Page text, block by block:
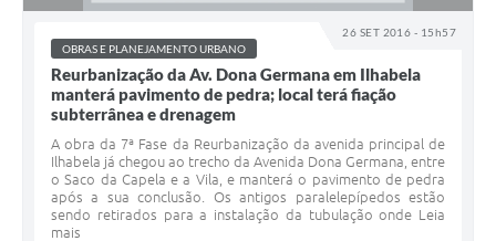
26 SET 2016 - 15h57
OBRAS E PLANEJAMENTO URBANO
Reurbanização da Av. Dona Germana em Ilhabela
manterá pavimento de pedra; local terá fiação
subterrânea e drenagem
A obra da 7ª Fase da Reurbanização da avenida principal de
Ilhabela já chegou ao trecho da Avenida Dona Germana, entre
o Saco da Capela e a Vila, e manterá o pavimento de pedra
após a sua conclusão. Os antigos paralelepípedos estão
sendo retirados para a instalação da tubulação onde Leia
mais